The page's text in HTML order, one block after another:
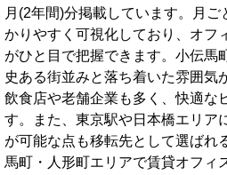
月(2年間)分掲載しています。月
かりやすく可視化しており、オフ
がひと目で把握できます。小伝馬
史ある街並みと落ち着いた雰囲気
飲食店や老舗企業も多く、快適な
す。また、東京駅や日本橋エリア
が可能な点も移転先として選ばれ
馬町・人形町エリアで賃貸オフィ